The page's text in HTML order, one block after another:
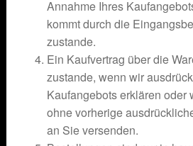
Annahme Ihres
kommt durch die
zustande.
Ein Kaufvertrag über die
zustande, wenn wir
Kaufangebots erklären oder
ohne vorherige
an Sie versenden.